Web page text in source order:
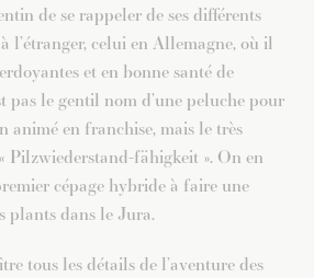
de se rappeler de ses différents
l’étranger, celui en Allemagne, où il
et en bonne santé de
pas le gentil nom d’une peluche pour
animé en franchise, mais le très
Pilzwiederstand-fähigkeit ». On en
cépage hybride à faire une
plants dans le Jura.
tous les détails de l’aventure des